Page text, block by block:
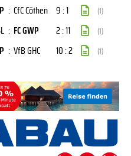
: CfC Cöthen 9 : 1 (1)
: FC GWP 2 : 11 (1)
: VfB GHC 10 : 2 (1)